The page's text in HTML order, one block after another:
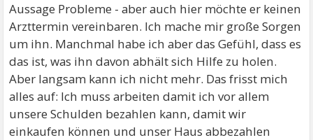
Aussage Probleme - aber auch hier möchte er keinen
Arzttermin vereinbaren. Ich mache mir große Sorgen
um ihn. Manchmal habe ich aber das Gefühl, dass es
das ist, was ihn davon abhält sich Hilfe zu holen.
Aber langsam kann ich nicht mehr. Das frisst mich
alles auf: Ich muss arbeiten damit ich vor allem
unsere Schulden bezahlen kann, damit wir
einkaufen können und unser Haus abbezahlen